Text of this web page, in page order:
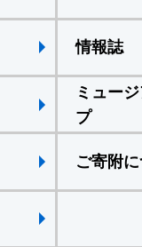
情報誌
ミュー
プ
ご寄附